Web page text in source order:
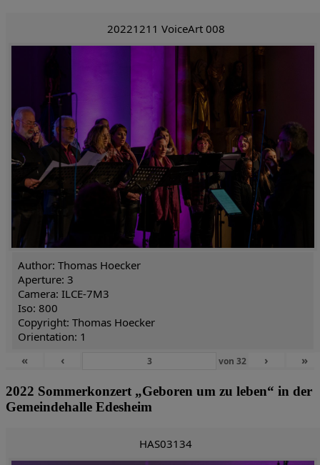
20221211 VoiceArt 008
Author: Thomas Hoecker
Aperture: 3
Camera: ILCE-7M3
Iso: 800
Copyright: Thomas Hoecker
Orientation: 1
«
‹ von32 › »
2022 Sommerkonzert „Geboren um zu leben“ in der
Gemeindehalle Edesheim
HAS03134